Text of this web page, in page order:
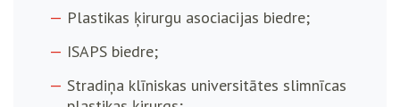
Plastikas ķirurgu asociacijas biedre;
ISAPS biedre;
Stradiņa klīniskas universitātes slimnīcas